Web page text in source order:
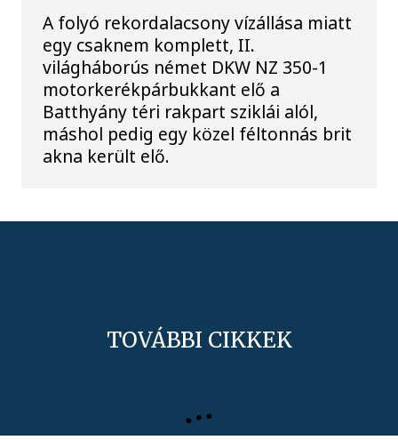
A folyó rekordalacsony vízállása miatt
egy csaknem komplett, II.
világháborús német DKW NZ 350-1
motorkerékpárbukkant elő a
Batthyány téri rakpart sziklái alól,
máshol pedig egy közel féltonnás brit
akna került elő.
TOVÁBBI CIKKEK